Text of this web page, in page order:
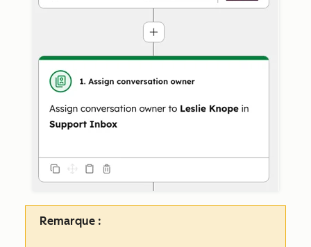
Remarque :